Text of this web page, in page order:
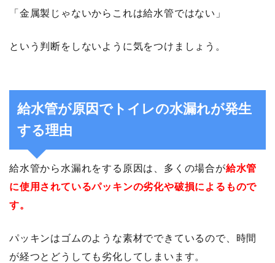
「金属製じゃないからこれは給水管ではない」
という判断をしないように気をつけましょう。
給水管が原因でトイレの水漏れが発生
する理由
給水管から水漏れをする原因は、多くの場合が給水管
に使用されているパッキンの劣化や破損によるもので
す。
パッキンはゴムのような素材でできているので、時間
が経つとどうしても劣化してしまいます。